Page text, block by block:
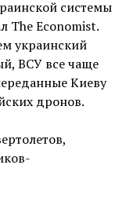
системы
The Economist.
украинский
ВСУ все чаще
Киеву
дронов.